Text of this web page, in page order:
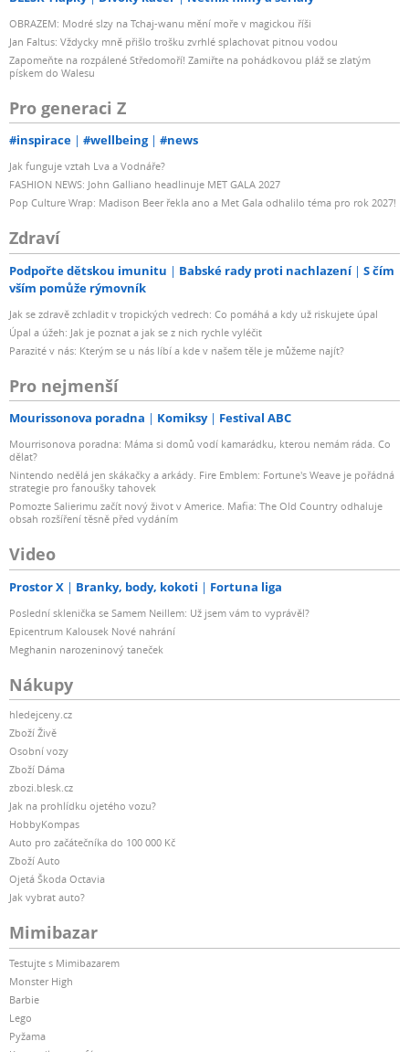
OBRAZEM: Modré slzy na Tchaj-wanu mění moře v magickou říši
Jan Faltus: Vždycky mně přišlo trošku zvrhlé splachovat pitnou vodou
Zapomeňte na rozpálené Středomoří! Zamiřte na pohádkovou pláž se zlatým
pískem do Walesu
Pro generaci Z
#inspirace #wellbeing #news
Jak funguje vztah Lva a Vodnáře?
FASHION NEWS: John Galliano headlinuje MET GALA 2027
Pop Culture Wrap: Madison Beer řekla ano a Met Gala odhalilo téma pro rok 2027!
Zdraví
Podpořte dětskou imunitu Babské rady proti nachlazení
S čím
vším pomůže rýmovník
Jak se zdravě zchladit v tropických vedrech: Co pomáhá a kdy už riskujete úpal
Úpal a úžeh: Jak je poznat a jak se z nich rychle vyléčit
Parazité v nás: Kterým se u nás líbí a kde v našem těle je můžeme najít?
Pro nejmenší
Mourissonova poradna Komiksy Festival ABC
Mourrisonova poradna: Máma si domů vodí kamarádku, kterou nemám ráda. Co
dělat?
Nintendo nedělá jen skákačky a arkády. Fire Emblem: Fortune's Weave je pořádná
strategie pro fanoušky tahovek
Pomozte Salierimu začít nový život v Americe. Mafia: The Old Country odhaluje
obsah rozšíření těsně před vydáním
Video
Prostor X Branky, body, kokoti Fortuna liga
Poslední sklenička se Samem Neillem: Už jsem vám to vyprávěl?
Epicentrum Kalousek Nové nahrání
Meghanin narozeninový taneček
Nákupy
hledejceny.cz
Zboží Živě
Osobní vozy
Zboží Dáma
zbozi.blesk.cz
Jak na prohlídku ojetého vozu?
HobbyKompas
Auto pro začátečníka do 100 000 Kč
Zboží Auto
Ojetá Škoda Octavia
Jak vybrat auto?
Mimibazar
Testujte s Mimibazarem
Monster High
Barbie
Lego
Pyžama